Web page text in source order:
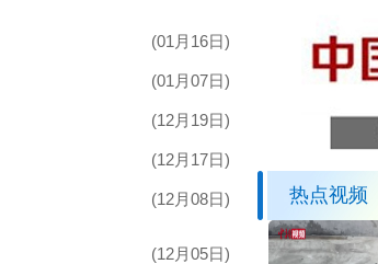
(01月16日)
(01月07日)
(12月19日)
(12月17日)
(12月08日)
(12月05日)
热点视频